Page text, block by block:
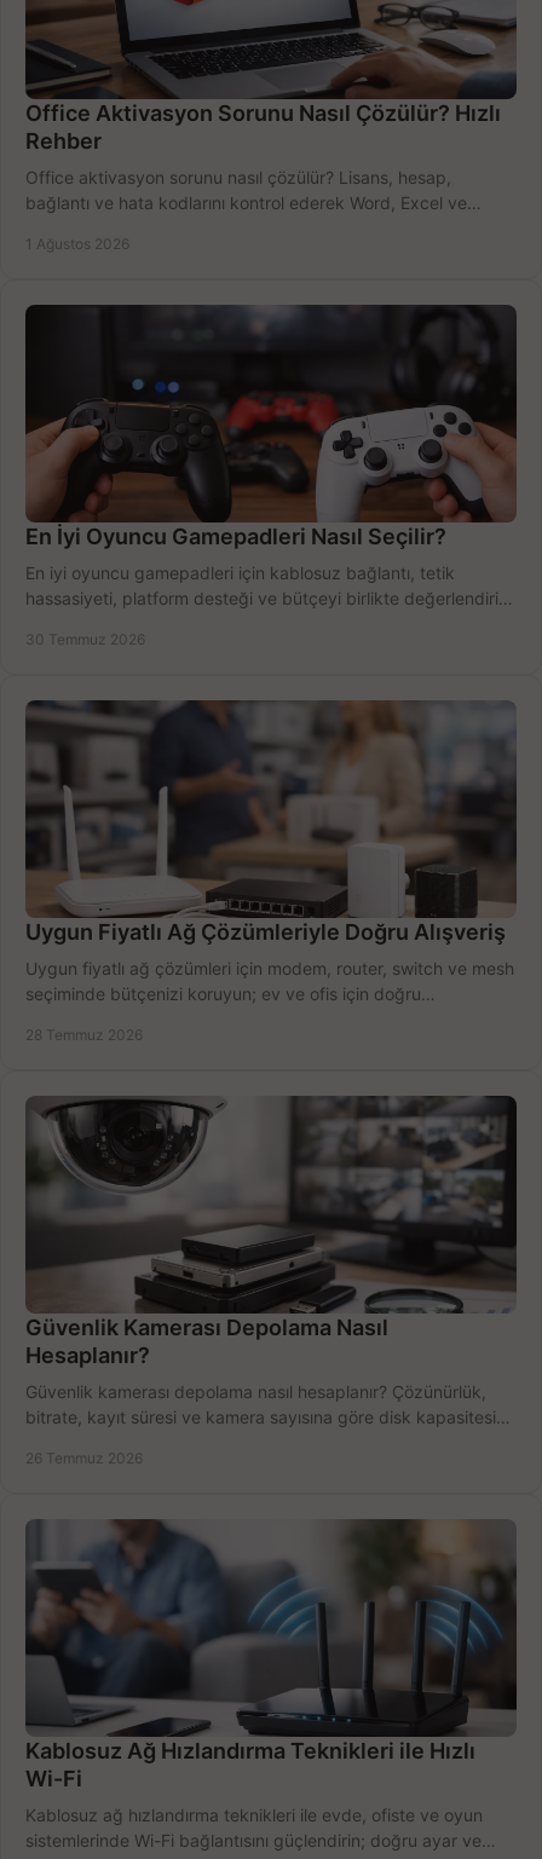
Office Aktivasyon Sorunu Nasıl Çözülür? Hızlı
Rehber
Office aktivasyon sorunu nasıl çözülür? Lisans, hesap,
bağlantı ve hata kodlarını kontrol ederek Word, Excel ve
1 Ağustos 2026
En İyi Oyuncu Gamepadleri Nasıl Seçilir?
En iyi oyuncu gamepadleri için kablosuz bağlantı, tetik
hassasiyeti, platform desteği ve bütçeyi birlikte değerlendirin;
30 Temmuz 2026
Uygun Fiyatlı Ağ Çözümleriyle Doğru Alışveriş
Uygun fiyatlı ağ çözümleri için modem, router, switch ve mesh
seçiminde bütçenizi koruyun; ev ve ofis için doğru
28 Temmuz 2026
Güvenlik Kamerası Depolama Nasıl
Hesaplanır?
Güvenlik kamerası depolama nasıl hesaplanır? Çözünürlük,
bitrate, kayıt süresi ve kamera sayısına göre disk kapasitesini
26 Temmuz 2026
Kablosuz Ağ Hızlandırma Teknikleri ile Hızlı
Wi-Fi
Kablosuz ağ hızlandırma teknikleri ile evde, ofiste ve oyun
sistemlerinde Wi-Fi bağlantısını güçlendirin; doğru ayar ve